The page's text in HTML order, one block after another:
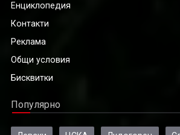
Енциклопедия
Контакти
Реклама
Общи условия
Бисквитки
Популярно